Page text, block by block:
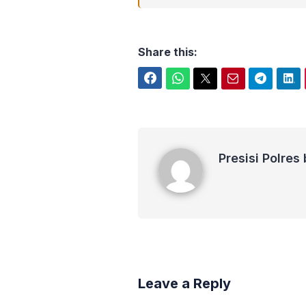
Share this:
Presisi Polres
Leave a Reply